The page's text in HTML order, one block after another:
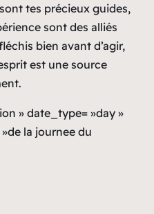
tes précieux guides,
sont des alliés
bien avant d’agir,
est une source
» date_type= »day »
la journee du